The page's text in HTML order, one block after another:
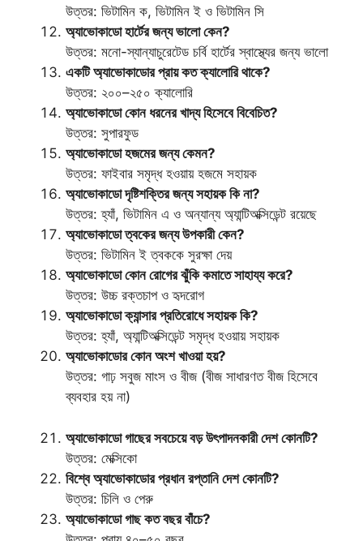
উত্তর: ভিটামিন ক, ভিটামিন ই ও ভিটামিন সি
অ্যাভোকাডো হার্টের জন্য ভালো কেন?
উত্তর: মনো-স্যান্যাচুরেটেড চর্বি হার্টের স্বাস্থ্যের জন্য ভালো
একটি অ্যাভোকাডোর প্রায় কত ক্যালোরি থাকে?
উত্তর: ২০০–২৫০ ক্যালোরি
অ্যাভোকাডো কোন ধরনের খাদ্য হিসেবে বিবেচিত?
উত্তর: সুপারফুড
অ্যাভোকাডো হজমের জন্য কেমন?
উত্তর: ফাইবার সমৃদ্ধ হওয়ায় হজমে সহায়ক
অ্যাভোকাডো দৃষ্টিশক্তির জন্য সহায়ক কি না?
উত্তর: হ্যাঁ, ভিটামিন এ ও অন্যান্য অ্যান্টিঅক্সিডেন্ট রয়েছে
অ্যাভোকাডো ত্বকের জন্য উপকারী কেন?
উত্তর: ভিটামিন ই ত্বককে সুরক্ষা দেয়
অ্যাভোকাডো কোন রোগের ঝুঁকি কমাতে সাহায্য করে?
উত্তর: উচ্চ রক্তচাপ ও হৃদরোগ
অ্যাভোকাডো ক্যান্সার প্রতিরোধে সহায়ক কি?
উত্তর: হ্যাঁ, অ্যান্টিঅক্সিডেন্ট সমৃদ্ধ হওয়ায় সহায়ক
অ্যাভোকাডোর কোন অংশ খাওয়া হয়?
উত্তর: গাঢ় সবুজ মাংস ও বীজ (বীজ সাধারণত বীজ হিসেবে
ব্যবহার হয় না)
অ্যাভোকাডো গাছের সবচেয়ে বড় উৎপাদনকারী দেশ কোনটি?
উত্তর: মেক্সিকো
বিশ্বে অ্যাভোকাডোর প্রধান রপ্তানি দেশ কোনটি?
উত্তর: চিলি ও পেরু
অ্যাভোকাডো গাছ কত বছর বাঁচে?